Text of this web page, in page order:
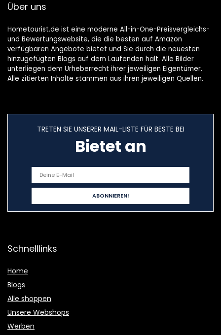
Rechteckbadewan
Weiß
Über uns
Hometourist.de ist eine moderne All-in-One-Preisvergleichs-
und Bewertungswebsite, die die besten auf Amazon
verfügbaren Angebote bietet und Sie durch die neuesten
hinzugefügten Blogs auf dem Laufenden hält. Alle Bilder
unterliegen dem Urheberrecht ihrer jeweiligen Eigentümer.
Alle zitierten Inhalte stammen aus ihren jeweiligen Quellen.
TRETEN SIE UNSERER MAIL-LISTE FÜR BESTE BEI
Bietet an
Schnelllinks
Home
Blogs
Alle shoppen
Unsere Webshops
Werben